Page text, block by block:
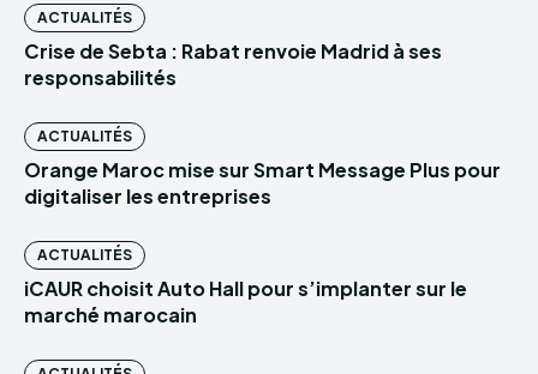
ACTUALITÉS
Crise de Sebta : Rabat renvoie Madrid à ses
responsabilités
ACTUALITÉS
Orange Maroc mise sur Smart Message Plus pour
digitaliser les entreprises
ACTUALITÉS
iCAUR choisit Auto Hall pour s’implanter sur le
marché marocain